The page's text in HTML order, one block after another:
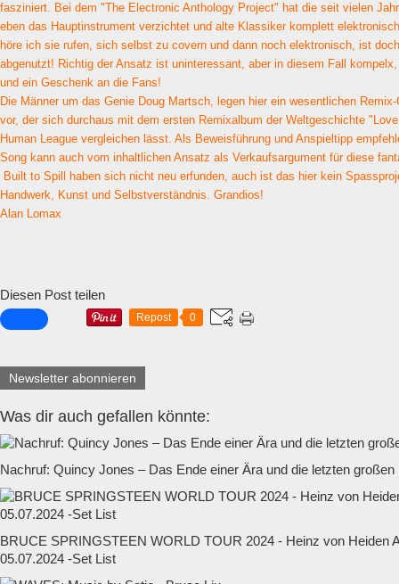
fasziniert. Bei dem "The Electronic Anthology Project" hat die seit vielen
eben das Hauptinstrument verzichtet und alte Klassiker komplett
höre ich sie rufen, sich selbst zu covern und dann noch elektronisch, ist
abgenutzt! Richtig der Ansatz ist uninteressant, aber in diesem Fall
und ein Geschenk an die Fans!
Die Männer um das Genie Doug Martsch, legen hier ein wesentlichen
vor, der sich durchaus mit dem ersten Remixalbum der Weltgeschichte
Human League vergleichen lässt. Als Beweisführung und Anspieltipp
Song kann auch vom inhaltlichen Ansatz als Verkaufsargument für diese
Built to Spill haben sich nicht neu erfunden, auch ist das hier kein
Handwerk, Kunst und Selbstverständnis. Grandios!
Alan Lomax
Diesen Post teilen
Repost 0
Newsletter abonnieren
Was dir auch gefallen könnte:
Nachruf: Quincy Jones – Das Ende einer Ära und die letzten großen
BRUCE SPRINGSTEEN WORLD TOUR 2024 - Heinz von Heiden
05.07.2024 -Set List